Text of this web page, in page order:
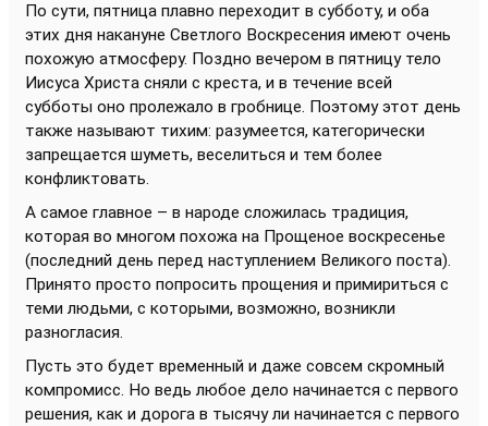
По сути, пятница плавно переходит в субботу, и оба
этих дня накануне Светлого Воскресения имеют очень
похожую атмосферу. Поздно вечером в пятницу тело
Иисуса Христа сняли с креста, и в течение всей
субботы оно пролежало в гробнице. Поэтому этот день
также называют тихим: разумеется, категорически
запрещается шуметь, веселиться и тем более
конфликтовать.
А самое главное – в народе сложилась традиция,
которая во многом похожа на Прощеное воскресенье
(последний день перед наступлением Великого поста).
Принято просто попросить прощения и примириться с
теми людьми, с которыми, возможно, возникли
разногласия.
Пусть это будет временный и даже совсем скромный
компромисс. Но ведь любое дело начинается с первого
решения, как и дорога в тысячу ли начинается с первого